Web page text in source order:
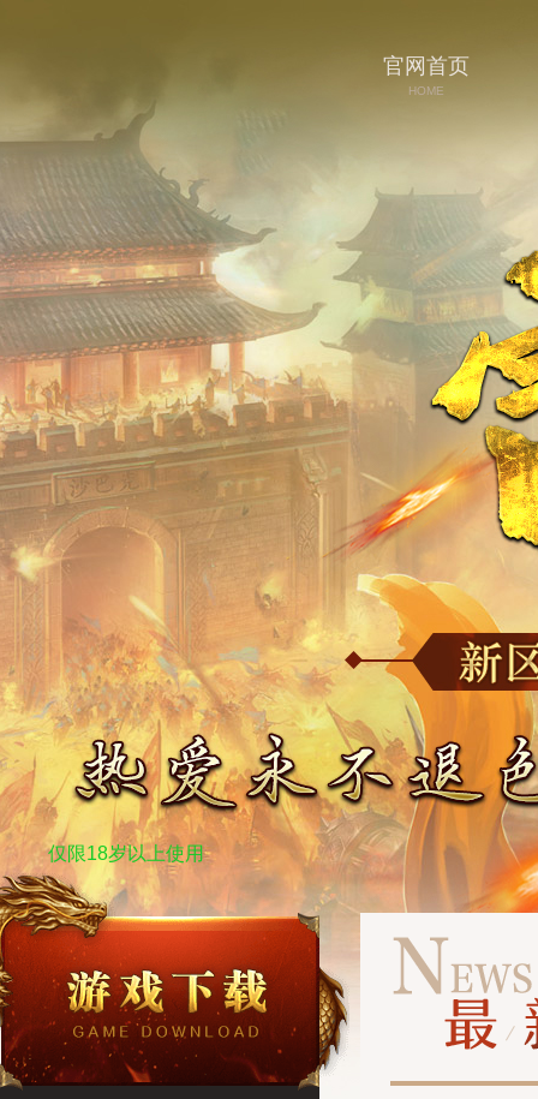
官网首页
HOME
仅限18岁以上使用